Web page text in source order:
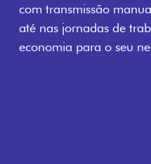
com transmissão
até nas jornadas de
economia para o seu